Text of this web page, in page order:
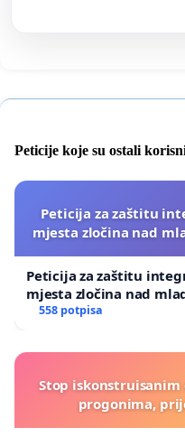
Peticije koje su ostali
Peticija za zaštitu
mjesta zločina nad
Peticija za zaštitu
mjesta zločina nad
558 potpisa
Stop
progonima,